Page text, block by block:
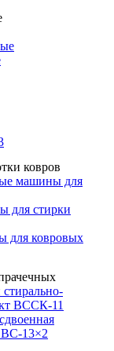
ковров
машины для
для стирки
для ковровых
ВССК-11
13×2